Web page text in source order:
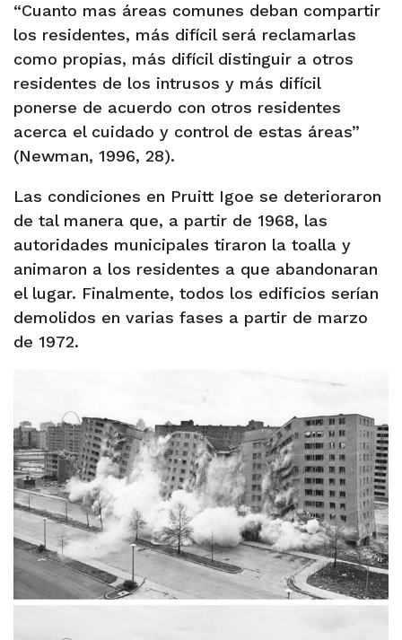
“Cuanto mas áreas comunes deban compartir
los residentes, más difícil será reclamarlas
como propias, más difícil distinguir a otros
residentes de los intrusos y más difícil
ponerse de acuerdo con otros residentes
acerca el cuidado y control de estas áreas”
(Newman, 1996, 28).
Las condiciones en Pruitt Igoe se deterioraron
de tal manera que, a partir de 1968, las
autoridades municipales tiraron la toalla y
animaron a los residentes a que abandonaran
el lugar. Finalmente, todos los edificios serían
demolidos en varias fases a partir de marzo
de 1972.